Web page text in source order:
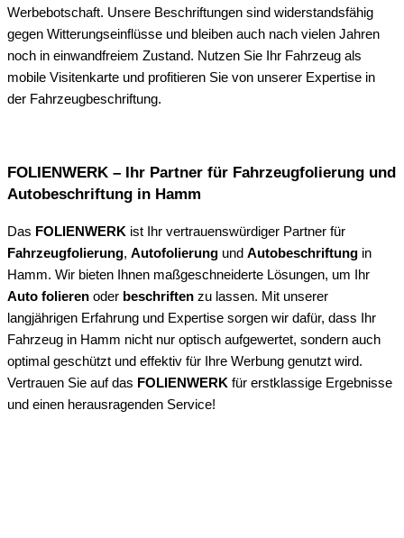
Werbebotschaft. Unsere Beschriftungen sind widerstandsfähig
gegen Witterungseinflüsse und bleiben auch nach vielen Jahren
noch in einwandfreiem Zustand. Nutzen Sie Ihr Fahrzeug als
mobile Visitenkarte und profitieren Sie von unserer Expertise in
der Fahrzeugbeschriftung.
FOLIENWERK – Ihr Partner für Fahrzeugfolierung und
Autobeschriftung in Hamm
Das FOLIENWERK ist Ihr vertrauenswürdiger Partner für
Fahrzeugfolierung, Autofolierung und Autobeschriftung in
Hamm. Wir bieten Ihnen maßgeschneiderte Lösungen, um Ihr
Auto folieren oder beschriften zu lassen. Mit unserer
langjährigen Erfahrung und Expertise sorgen wir dafür, dass Ihr
Fahrzeug in Hamm nicht nur optisch aufgewertet, sondern auch
optimal geschützt und effektiv für Ihre Werbung genutzt wird.
Vertrauen Sie auf das FOLIENWERK für erstklassige Ergebnisse
und einen herausragenden Service!